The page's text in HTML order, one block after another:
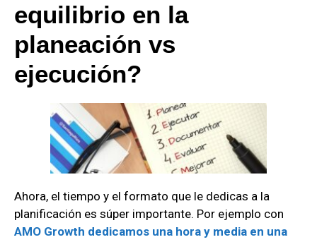
equilibrio en la
planeación vs
ejecución?
Ahora, el tiempo y el formato que le dedicas a la
planificación es súper importante. Por ejemplo con
AMO Growth dedicamos una hora y media en una